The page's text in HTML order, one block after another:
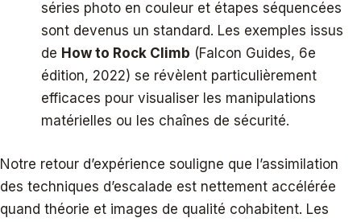
séries photo en couleur et étapes séquencées
sont devenus un standard. Les exemples issus
de How to Rock Climb (Falcon Guides, 6e
édition, 2022) se révèlent particulièrement
efficaces pour visualiser les manipulations
matérielles ou les chaînes de sécurité.
Notre retour d’expérience souligne que l’assimilation
des techniques d’escalade est nettement accélérée
quand théorie et images de qualité cohabitent. Les